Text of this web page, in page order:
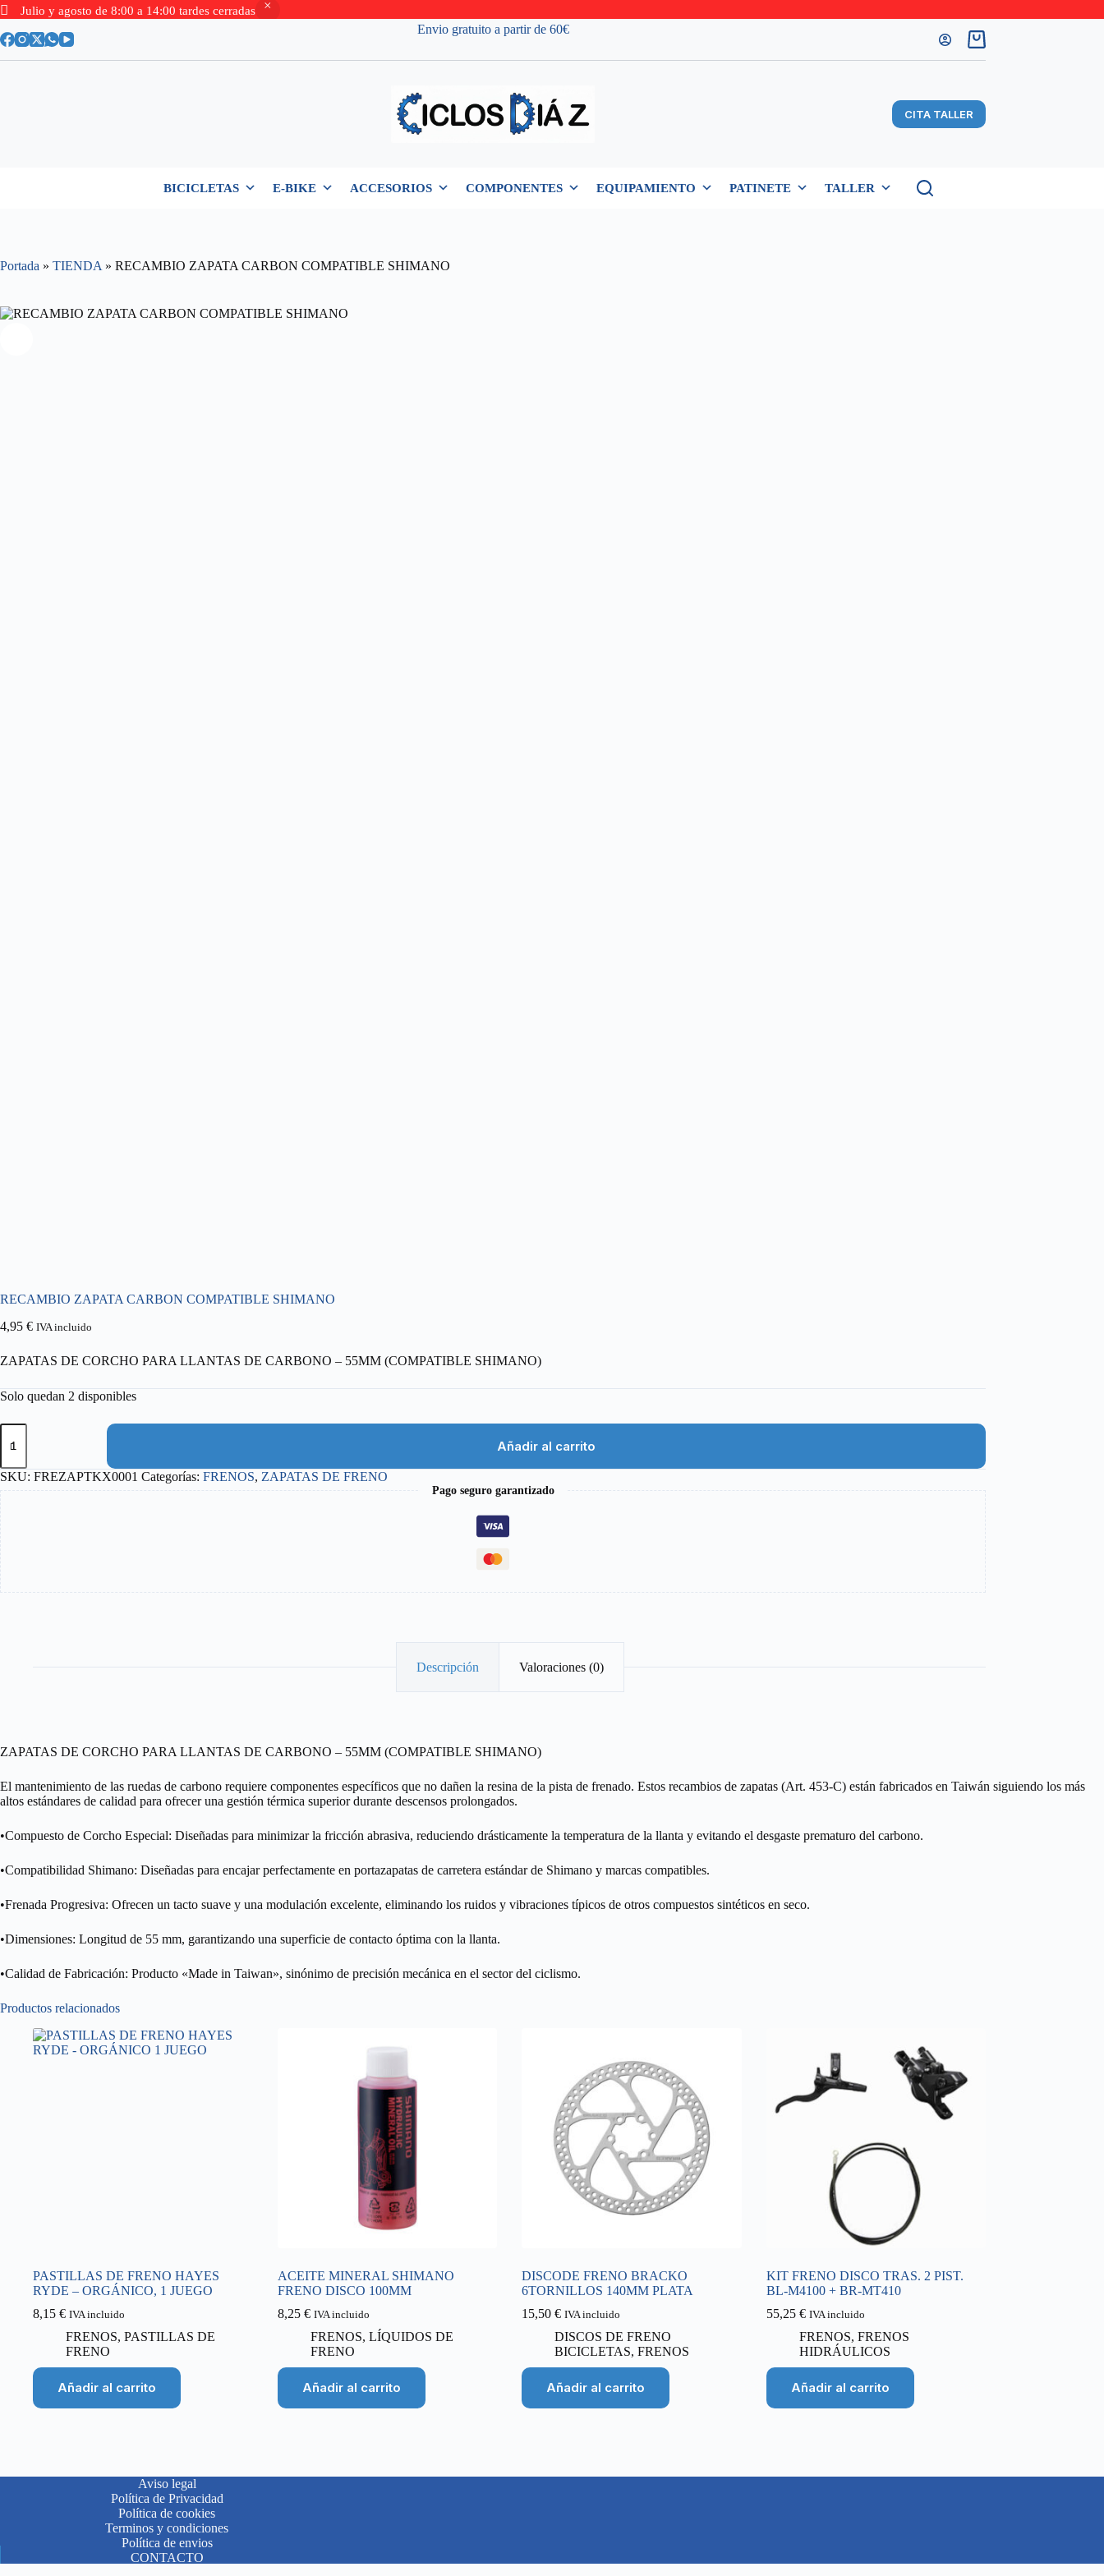
Julio y agosto de 8:00 a 14:00 tardes cerradas
al
Envio gratuito a partir de 60€
Carro
de
CITA TALLER
BICICLETAS E-BIKE ACCESORIOS COMPONENTES EQUIPAMIENTO PATINETE TALLER
Portada » TIENDA » RECAMBIO ZAPATA CARBON COMPATIBLE SHIMANO
RECAMBIO ZAPATA CARBON COMPATIBLE SHIMANO
4,95 € IVA incluido
ZAPATAS DE CORCHO PARA LLANTAS DE CARBONO – 55MM (COMPATIBLE SHIMANO)
Solo quedan 2 disponibles
RECAMBIO
ZAPATA
COMPATIBLE
SHIMANO
cantidad
Añadir al carrito
SKU: FREZAPTKX0001 Categorías: FRENOS, ZAPATAS DE FRENO
Pago seguro garantizado
Descripción Valoraciones (0)
ZAPATAS DE CORCHO PARA LLANTAS DE CARBONO – 55MM (COMPATIBLE SHIMANO)
El mantenimiento de las ruedas de carbono requiere componentes específicos que no dañen la resina de la pista de frenado. Estos recambios de zapatas (Art. 453-C) están fabricados en Taiwán siguiendo los más
altos estándares de calidad para ofrecer una gestión térmica superior durante descensos prolongados.
•Compuesto de Corcho Especial: Diseñadas para minimizar la fricción abrasiva, reduciendo drásticamente la temperatura de la llanta y evitando el desgaste prematuro del carbono.
•Compatibilidad Shimano: Diseñadas para encajar perfectamente en portazapatas de carretera estándar de Shimano y marcas compatibles.
•Frenada Progresiva: Ofrecen un tacto suave y una modulación excelente, eliminando los ruidos y vibraciones típicos de otros compuestos sintéticos en seco.
•Dimensiones: Longitud de 55 mm, garantizando una superficie de contacto óptima con la llanta.
•Calidad de Fabricación: Producto «Made in Taiwan», sinónimo de precisión mecánica en el sector del ciclismo.
Productos relacionados
PASTILLAS DE FRENO HAYES
RYDE – ORGÁNICO, 1 JUEGO
8,15 € IVA incluido
FRENOS, PASTILLAS DE
FRENO
Añadir al carrito
ACEITE MINERAL SHIMANO
FRENO DISCO 100MM
8,25 € IVA incluido
FRENOS, LÍQUIDOS DE
FRENO
Añadir al carrito
DISCODE FRENO BRACKO
6TORNILLOS 140MM PLATA
15,50 € IVA incluido
DISCOS DE FRENO
BICICLETAS, FRENOS
Añadir al carrito
KIT FRENO DISCO TRAS. 2 PIST.
BL-M4100 + BR-MT410
55,25 € IVA incluido
FRENOS, FRENOS
HIDRÁULICOS
Añadir al carrito
Aviso legal
Política de Privacidad
Política de cookies
Terminos y condiciones
Política de envios
CONTACTO